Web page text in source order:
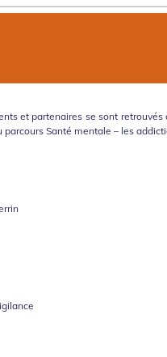
et partenaires se sont retrouvés
Santé mentale – les